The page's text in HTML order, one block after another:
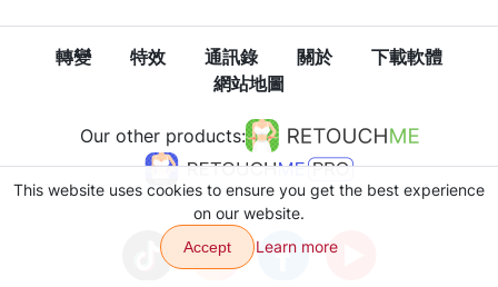
轉變 特效 通訊錄 關於
下載軟體
網站地圖
Our other products:
This website uses cookies to ensure you get the best experience
on our website.
Accept Learn more